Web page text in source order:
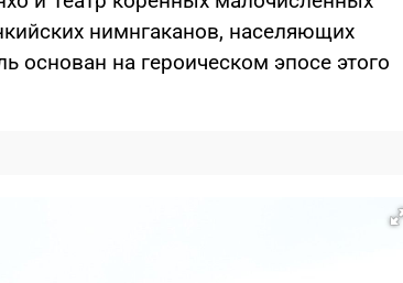
нимнгаканов, населяющих
основан на героическом эпосе этого